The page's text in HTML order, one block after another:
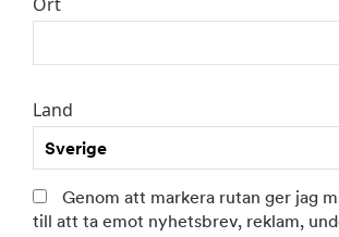
Land
Sverige
Genom att markera rutan ger jag
till att ta emot nyhetsbrev, reklam,